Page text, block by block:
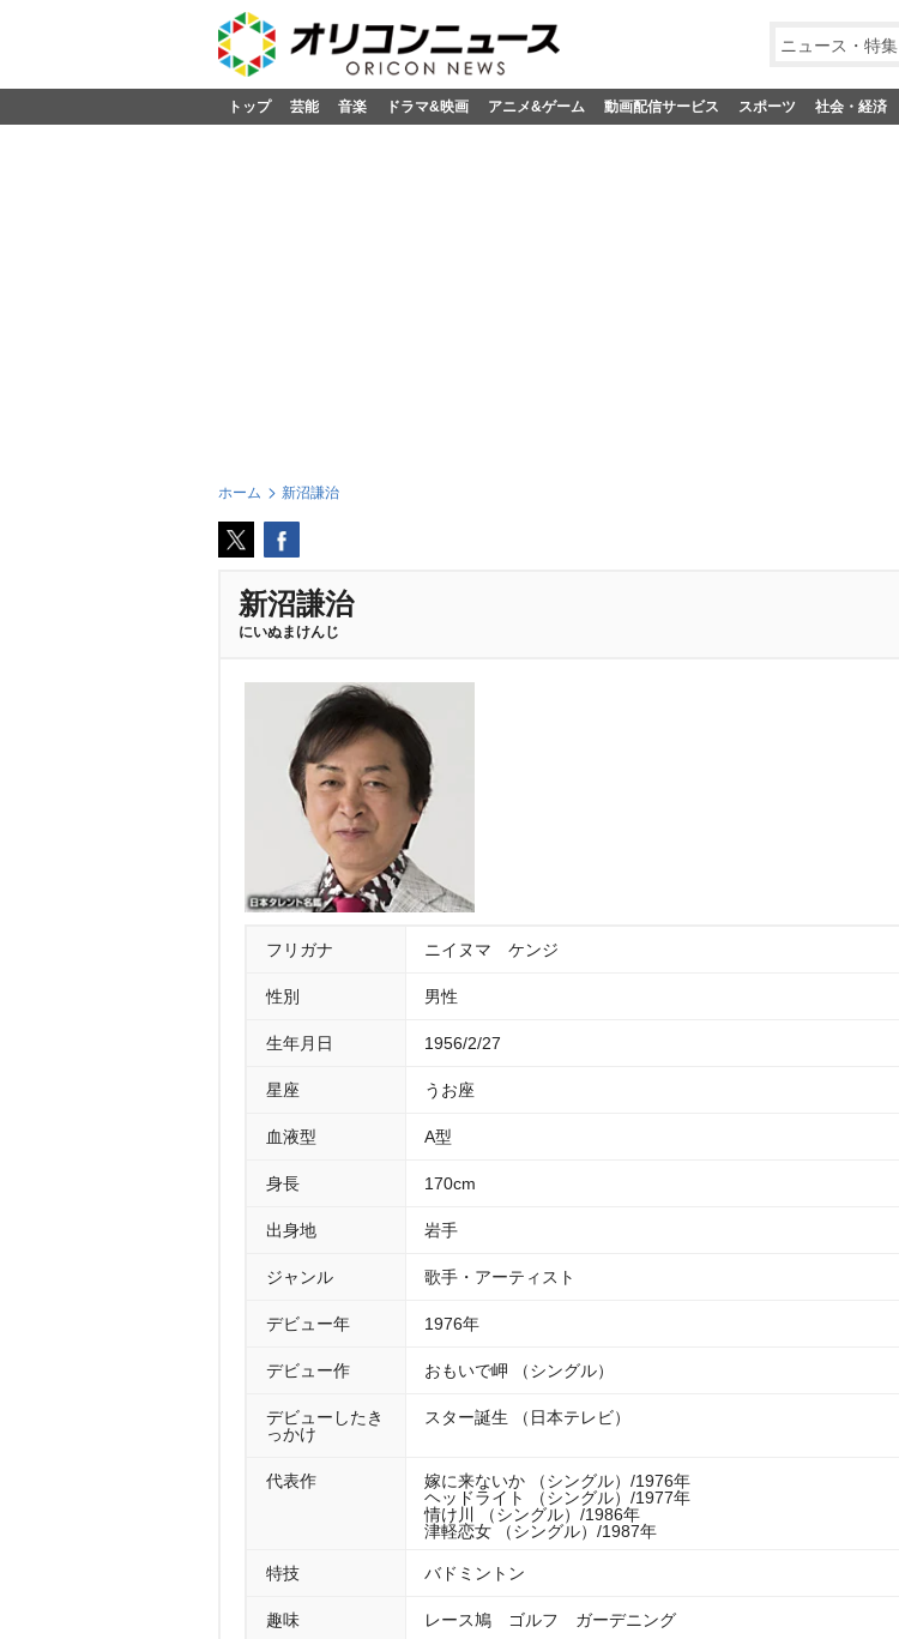
ニュース・特集
トップ 芸能 音楽 ドラマ&映画 アニメ&ゲーム 動画配信サービス スポーツ 社会・経済
ホーム 新沼謙治
新沼謙治
にいぬまけんじ
フリガナ ニイヌマ ケンジ
性別 男性
生年月日 1956/2/27
星座 うお座
血液型 A型
身長 170cm
出身地 手
ジャンル 歌手・アーティスト
デビュー年 1976年
デビュー作 おもいで岬 （シングル）
デビューしたき
っかけ
スター誕生 （日本テレビ）
代表作
嫁に来ないか （シングル）/1976年
ヘッドライト （シングル）/1977年
情け川 （シングル）/1986年
津軽恋女 （シングル）/1987年
特技 バドミントン
趣味 レース鳩 ゴルフ ガーデニング